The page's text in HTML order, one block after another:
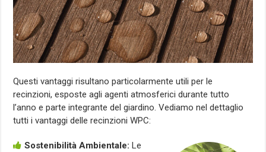
Questi vantaggi risultano particolarmente utili per le
recinzioni, esposte agli agenti atmosferici durante tutto
l’anno e parte integrante del giardino. Vediamo nel dettaglio
tutti i vantaggi delle recinzioni WPC:
Sostenibilità Ambientale: Le